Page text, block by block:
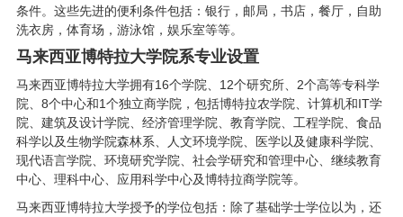
条件。这些先进的便利条件包括：银行，邮局，书店，餐厅，自助
洗衣房，体育场，游泳馆，娱乐室等等。
马来西亚博特拉大学院系专业设置
马来西亚博特拉大学拥有16个学院、12个研究所、2个高等专科学
院、8个中心和1个独立商学院，包括博特拉农学院、计算机和IT学
院、建筑及设计学院、经济管理学院、教育学院、工程学院、食品
科学以及生物学院森林系、人文环境学院、医学以及健康科学院、
现代语言学院、环境研究学院、社会学研究和管理中心、继续教育
中心、理科中心、应用科学中心及博特拉商学院等。
马来西亚博特拉大学授予的学位包括：除了基础学士学位以为，还